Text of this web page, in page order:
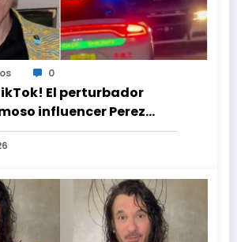
0
El perturbador
influencer Perez
a sus fans a pedir